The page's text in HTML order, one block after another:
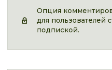
Опция
для пользователей
подпиской.